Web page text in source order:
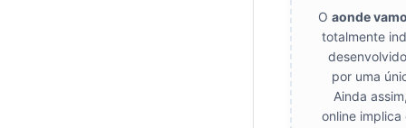
O aonde
totalmente
por uma
Ainda
online implica